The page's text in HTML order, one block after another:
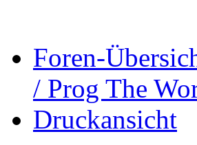
Foren-
/ Prog The
Druckansicht